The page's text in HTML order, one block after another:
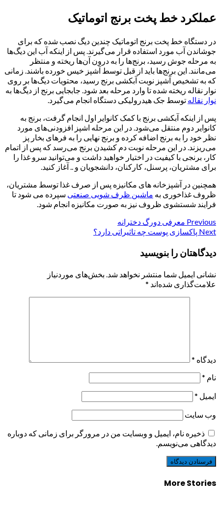
عملکرد خط پخت برنج اتوماتیک
در دستگاه خط پخت برنج اتوماتیک چندین دیگ نصب شده که برای
جوشاندن آب مورد استفاده قرار می‌گیرند. پس از اینکه آب این دیگ‌ها
به مرحله جوش رسید، برنج‌ها را به درون آن‌ها ریخته و منتظر
می‌مانند. این برنج‌ها باید از قبل توسط آشپز خیس خورده باشند. زمانی
که به تشخیص آشپز نوبت آبکشی برنج رسید، محتویات دیگ‌ها بر روی
نوار نقاله ریخته شده تا وارد مرحله بعد شود. جابجایی برنج از دیگ‌ها به
نوار نقاله توسط جک هیدرولیکی دستگاه انجام می‌گیرد.
پس از اینکه آبکشی برنج با کمک کانوایر اول انجام گرفت، برنج به
کانوایر دوم منتقل می‌شود. در این مرحله اشپز افزودنی‌های مورد
نظر خود را به برنج اضافه کرده و برنج نهایی را به فرهای بخار پز
می‌ریزند. در این مرحله نوبت دم کشیدن برنج می‌رسد که پس از اتمام
کار، برنجی با کیفیت در اختیار خواهید داشت و می‌توانید سرو غذا را
برای مشتریان، پرسنل، کارکنان، دانشجویان و .. آغاز کنید.
همچنین در آشپزخانه های مکانیزه پس از صرف غذا توسط مشتریان،
ظروف غذاخوری به ماشین ظرف شویی صنعتی سپرده می شود تا
فرایند شستشوی ظروف نیز به صورت مکانیزه انجام شود.
Continue
Previous معرفی دورگ دخترانه
Next پاکسازی پوست چه تاثیراتی دارد؟
دیدگاهتان را بنویسید
نشانی ایمیل شما منتشر نخواهد شد. بخش‌های موردنیاز
علامت‌گذاری شده‌اند *
دیدگاه *
نام *
ایمیل *
وب‌ سایت
ذخیره نام، ایمیل و وبسایت من در مرورگر برای زمانی که دوباره
دیدگاهی می‌نویسم.
More Stories